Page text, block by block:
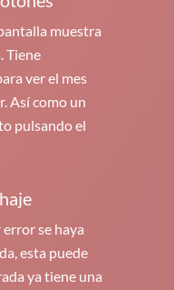
muestra
Tiene
ver el mes
Así como un
pulsando el
error se haya
esta puede
ya tiene una